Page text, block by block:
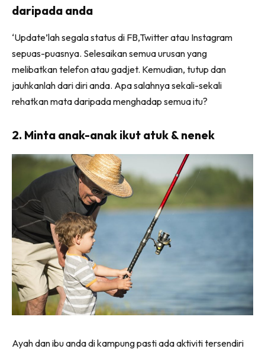
daripada anda
‘Update’lah segala status di FB,Twitter atau Instagram
sepuas-puasnya. Selesaikan semua urusan yang
melibatkan telefon atau gadjet. Kemudian, tutup dan
jauhkanlah dari diri anda. Apa salahnya sekali-sekali
rehatkan mata daripada menghadap semua itu?
2. Minta anak-anak ikut atuk & nenek
Ayah dan ibu anda di kampung pasti ada aktiviti tersendiri